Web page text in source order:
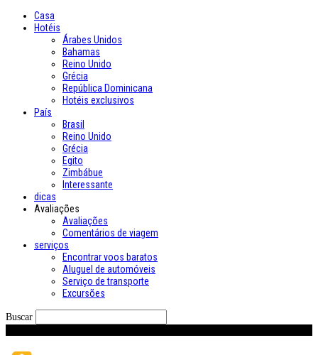
Casa
Hotéis
Árabes Unidos
Bahamas
Reino Unido
Grécia
República Dominicana
Hotéis exclusivos
País
Brasil
Reino Unido
Grécia
Egito
Zimbábue
Interessante
dicas
Avaliações
Avaliações
Comentários de viagem
serviços
Encontrar voos baratos
Aluguel de automóveis
Serviço de transporte
Excursões
Buscar